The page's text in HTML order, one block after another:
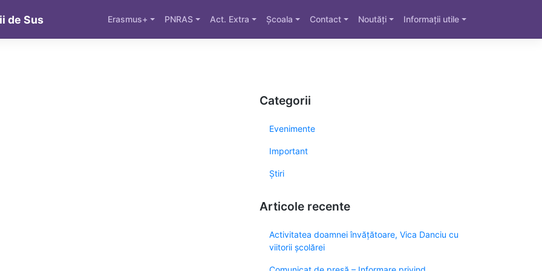
de Sus Erasmus+ PNRAS Act. Extra Școala Contact Noutăți Informații utile
Categorii
Evenimente
Important
Știri
Articole recente
Activitatea doamnei învățătoare, Vica Danciu cu
viitorii școlărei